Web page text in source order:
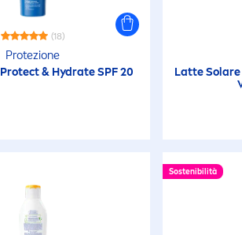
(18)
Protezione
Protect& Hydrate SPF 20
Latte Solare
Sostenibilità